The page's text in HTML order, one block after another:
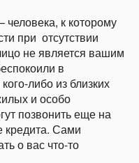
человека, к которому
при отсутствии
не является вашим
в
либо из близких
и особо
позвонить еще на
кредита. Сами
о вас что-то